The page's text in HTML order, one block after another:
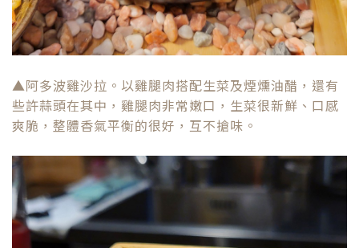
▲阿多波雞沙拉。以雞腿肉搭配生菜及煙燻油醋，還有
些許蒜頭在其中，雞腿肉非常嫩口，生菜很新鮮、口感
爽脆，整體香氣平衡的很好，互不搶味。